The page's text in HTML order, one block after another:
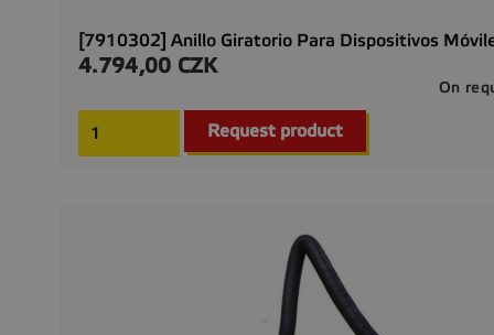
[7910302] Anillo Giratorio Para Dispositivos
Precio
4.794,00 CZK
On
Request product